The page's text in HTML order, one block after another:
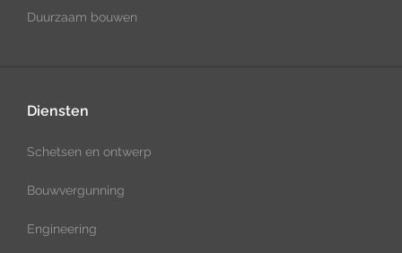
Duurzaam bouwen
Diensten
Schetsen en ontwerp
Bouwvergunning
Engineering